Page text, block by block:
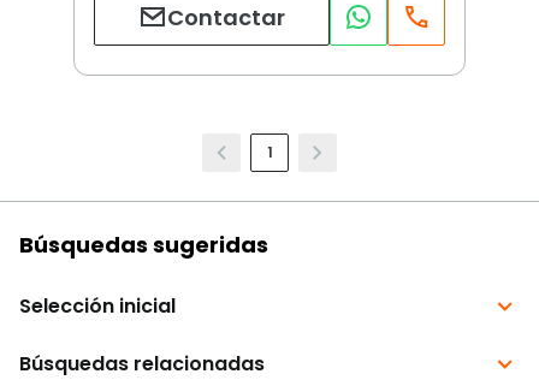
Contactar
1